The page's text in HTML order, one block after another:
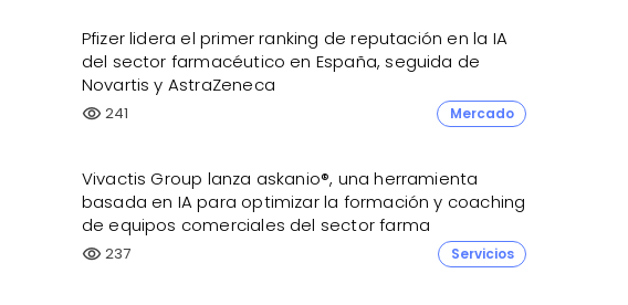
Pfizer lidera el primer ranking de reputación en la IA
del sector farmacéutico en España, seguida de
Novartis y AstraZeneca
visibility 241 Mercado
Vivactis Group lanza askanio®, una herramienta
basada en IA para optimizar la formación y coaching
de equipos comerciales del sector farma
visibility 237 Servicios